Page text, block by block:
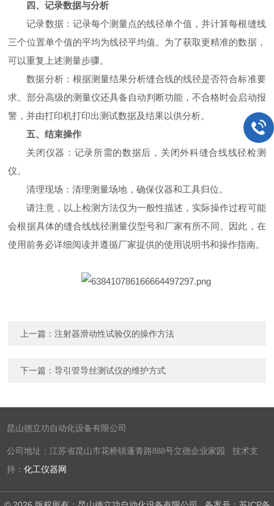
四、记录数据与分析
记录数据：记录每个测量点的线径单个值，并计算每根缝线
三个位置单个值的平均为线径平均值。为了获取更精准的数据，
可以重复上述测量步骤。
数据分析：根据测量结果分析缝合线的线径是否符合标准要
求。部分高级的测量仪还具备自动判断功能，不合格时会启动报
警，并由打印机打印出测试数据及结果以供分析。
五、结束操作
关闭仪器：记录所需的数据后，关闭外科缝合线线径检测
仪。
清理现场：清理测量场地，确保仪器和工具归位。
请注意，以上检测方法仅为一般性描述，实际操作过程可能
会根据具体的缝合线线径测量仪型号和厂家有所不同。因此，在
使用前务必详细阅读并遵循厂家提供的使用说明书和操作指南。
上一篇：注射器滑动性试验仪的操作方法
下一篇：导引管导丝测试仪的维护方式
昆山德立功自动化设备有限公司
公司地址：江苏省昆山市花桥镇蓬青路888号立德企业家园 技术支
持：化工仪器网